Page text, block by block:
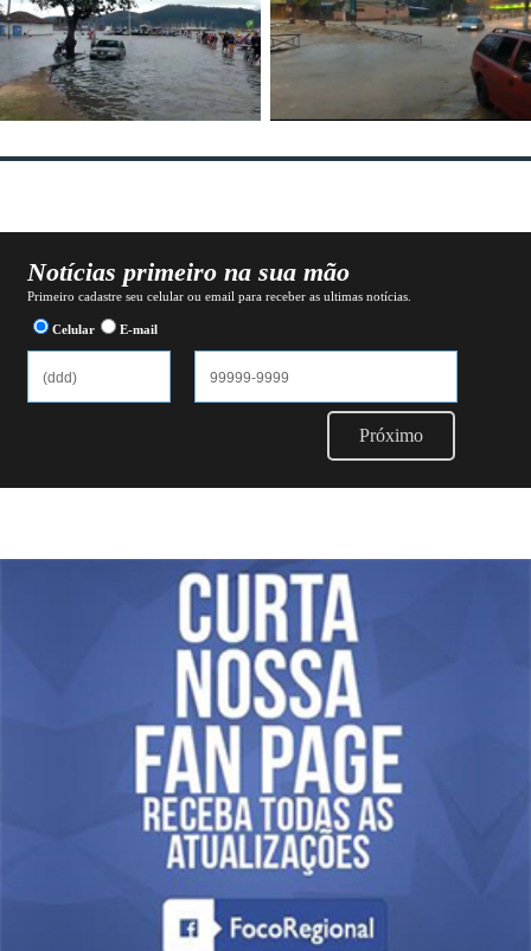
Notícias primeiro na sua mão
Primeiro cadastre seu celular ou email para receber as ultimas notícias.
Celular E-mail
Próximo